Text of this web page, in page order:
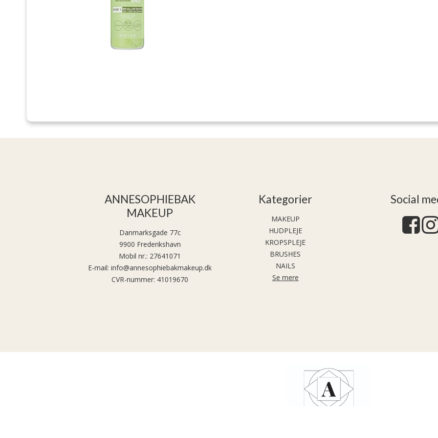
ANNESOPHIEBAK
MAKEUP
Danmarksgade 77c
9900 Frederikshavn
Mobil nr.: 27641071
E-mail: info@annesophiebakmakeup.dk
CVR-nummer: 41019670
Kategorier
MAKEUP
HUDPLEJE
KROPSPLEJE
BRUSHES
NAILS
Se mere
Social